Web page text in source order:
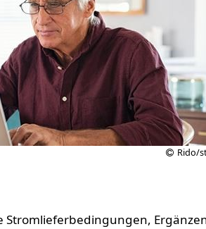
Rido/
Stromlieferbedingungen,